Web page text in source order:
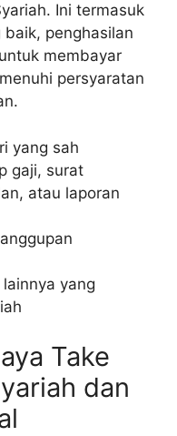
Ini termasuk
penghasilan
membayar
persyaratan
yang sah
gaji, surat
atau laporan
yang
Take
dan